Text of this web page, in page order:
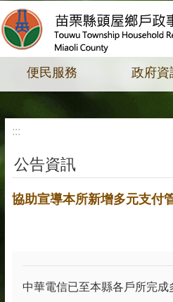
便民服務 政府資
:::
公告資訊
協助宣導本所新增多元支付